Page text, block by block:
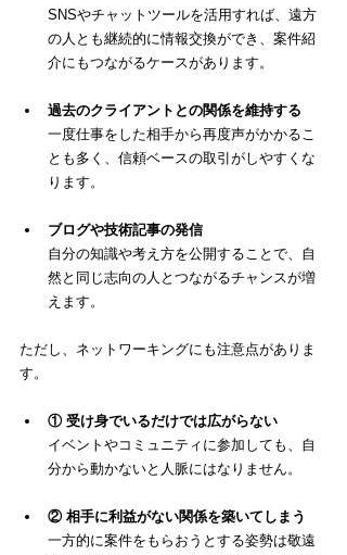
SNSやチャットツールを活用すれば、遠方
の人とも継続的に情報交換ができ、案件紹
介にもつながるケースがあります。
過去のクライアントとの関係を維持する
一度仕事をした相手から再度声がかかるこ
とも多く、信頼ベースの取引がしやすくな
ります。
ブログや技術記事の発信
自分の知識や考え方を公開することで、自
然と同じ志向の人とつながるチャンスが増
えます。
ただし、ネットワーキングにも注意点がありま
す。
① 受け身でいるだけでは広がらない
イベントやコミュニティに参加しても、自
分から動かないと人脈にはなりません。
② 相手に利益がない関係を築いてしまう
一方的に案件をもらおうとする姿勢は敬遠